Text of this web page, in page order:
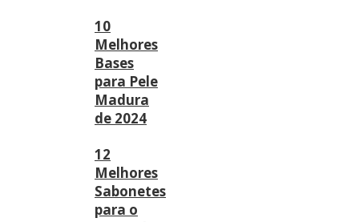
10
Melhores
Bases
para Pele
Madura
de 2024
12
Melhores
Sabonetes
para o